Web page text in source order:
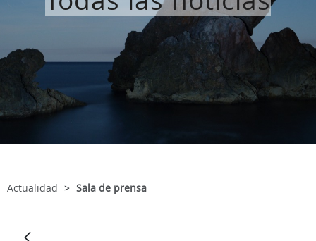
Actualidad Sala de prensa